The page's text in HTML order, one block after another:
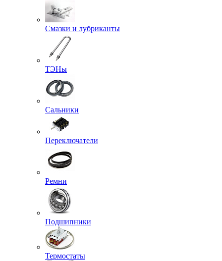
Смазки и лубриканты
ТЭНы
Сальники
Переключатели
Ремни
Подшипники
Термостаты